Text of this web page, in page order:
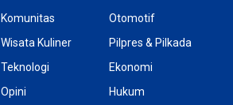
Komunitas
Wisata Kuliner
Teknologi
Opini
Otomotif
Pilpres & Pilkada
Ekonomi
Hukum